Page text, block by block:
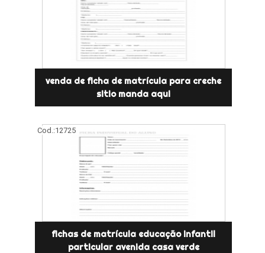
venda de ficha de matrícula para creche
sitio manda aqui
Cod.:12725
fichas de matrícula educação infantil
particular avenida casa verde